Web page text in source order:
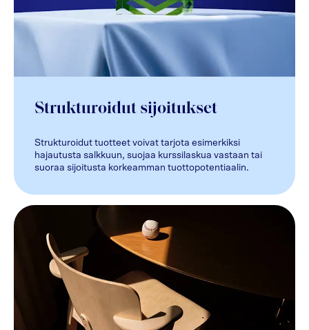
Strukturoidut sijoitukset
Strukturoidut tuotteet voivat tarjota esimerkiksi
hajautusta salkkuun, suojaa kurssilaskua vastaan tai
suoraa sijoitusta korkeamman tuottopotentiaalin.